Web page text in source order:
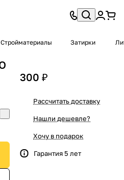
Стройматериалы Затирки
300 ₽
Рассчитать доставку
Нашли дешевле?
Хочу в подарок
Гарантия 5 лет